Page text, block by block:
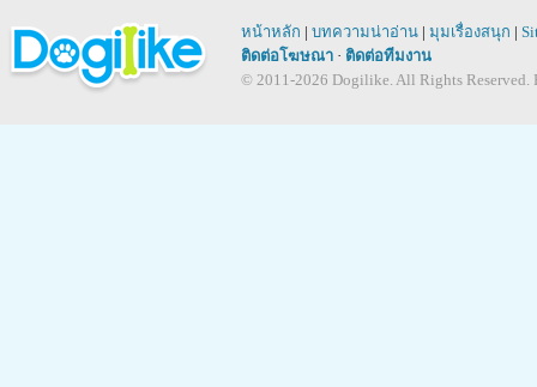
หน้าหลัก | บทความน่าอ่าน | มุมเรื่องสนุก |
ติดต่อโฆษณา · ติดต่อทีมงาน
© 2011-2026 Dogilike. All Rights Reserved.